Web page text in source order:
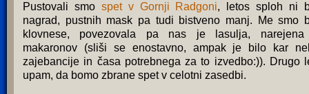
Pustovali smo spet v Gornji Radgoni, letos sploh ni
nagrad, pustnih mask pa tudi bistveno manj. Me smo
klovnese, povezovala pa nas je lasulja,
makaronov (sliši se enostavno, ampak je bilo kar
zajebancije in časa potrebnega za to izvedbo:)). Drugo
upam, da bomo zbrane spet v celotni zasedbi.